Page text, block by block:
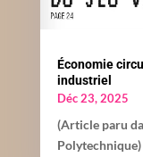
Économie
industriel
Déc 23, 2025
(Article paru